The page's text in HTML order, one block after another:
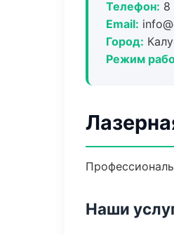
Телефон: 8
Email:
Город:
Режим
Наши